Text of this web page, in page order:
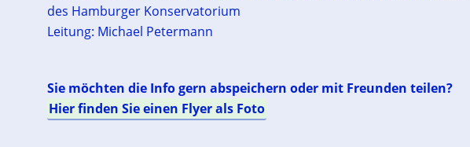
des Hamburger Konservatorium
Leitung: Michael Petermann
Sie möchten die Info gern abspeichern oder mit Freunden teilen?
Hier finden Sie einen Flyer als Foto